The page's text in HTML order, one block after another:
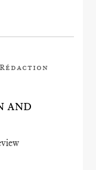
AND